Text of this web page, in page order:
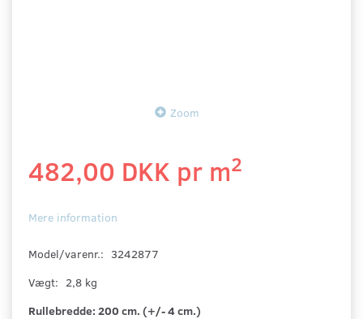
Zoom
482,00 DKK pr m2
Mere information
Model/varenr.: 3242877
Vægt: 2,8 kg
Rullebredde: 200 cm. (+/- 4 cm.)